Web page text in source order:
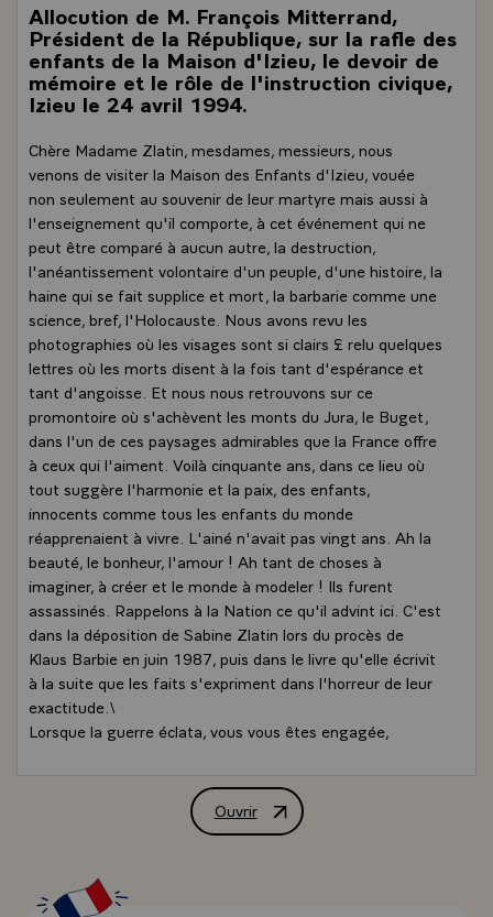
Allocution de M. François Mitterrand,
Président de la République, sur la rafle des
enfants de la Maison d'Izieu, le devoir de
mémoire et le rôle de l'instruction civique,
Izieu le 24 avril 1994.
Chère Madame Zlatin, mesdames, messieurs, nous
venons de visiter la Maison des Enfants d'Izieu, vouée
non seulement au souvenir de leur martyre mais aussi à
l'enseignement qu'il comporte, à cet événement qui ne
peut être comparé à aucun autre, la destruction,
l'anéantissement volontaire d'un peuple, d'une histoire, la
haine qui se fait supplice et mort, la barbarie comme une
science, bref, l'Holocauste. Nous avons revu les
photographies où les visages sont si clairs £ relu quelques
lettres où les morts disent à la fois tant d'espérance et
tant d'angoisse. Et nous nous retrouvons sur ce
promontoire où s'achèvent les monts du Jura, le Buget,
dans l'un de ces paysages admirables que la France offre
à ceux qui l'aiment. Voilà cinquante ans, dans ce lieu où
tout suggère l'harmonie et la paix, des enfants,
innocents comme tous les enfants du monde
réapprenaient à vivre. L'ainé n'avait pas vingt ans. Ah la
beauté, le bonheur, l'amour ! Ah tant de choses à
imaginer, à créer et le monde à modeler ! Ils furent
assassinés. Rappelons à la Nation ce qu'il advint ici. C'est
dans la déposition de Sabine Zlatin lors du procès de
Klaus Barbie en juin 1987, puis dans le livre qu'elle écrivit
à la suite que les faits s'expriment dans l'horreur de leur
exactitude.\
Lorsque la guerre éclata, vous vous êtes engagée,
d'internement français d'Agde et de Rivesaltes où
étaient entassés, dans des conditions iniques, des
arraché de ces camps des enfants juifs, filles et garçons
âgés de quatre à dix-sept ans. Certains de leurs parents
Ouvrir
Allocution de M. François Mitterrand,